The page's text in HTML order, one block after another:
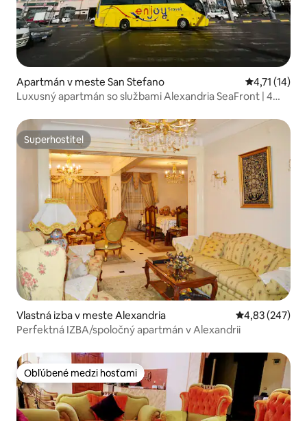
Apartmán v meste San Stefano Priemerné
4,71 (14)
Luxusný apartmán so službami Alexandria SeaFront | 4
Superhostiteľ
Superhostiteľ
Vlastná izba v meste Alexandria Priemerné
4,83 (247)
Perfektná IZBA/spoločný apartmán v Alexandrii
Obľúbené medzi hosťami
Obľúbené medzi hosťami